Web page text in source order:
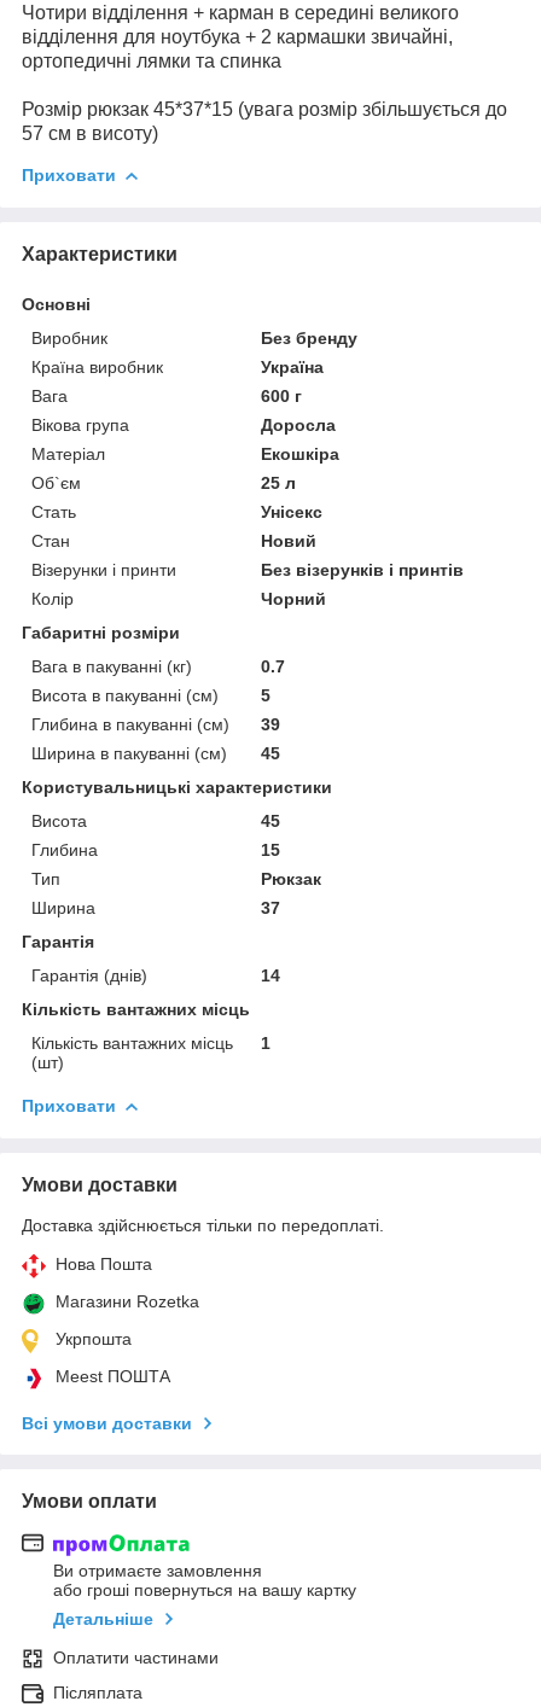
Чотири відділення + карман в середині великого
відділення для ноутбука + 2 кармашки звичайні,
ортопедичні лямки та спинка
Розмір рюкзак 45*37*15 (увага розмір збільшується до
57 см в висоту)
Приховати
Характеристики
Основні
Виробник
Без бренду
Країна виробник
Україна
Вага
600 г
Вікова група
Доросла
Матеріал
Екошкіра
Об`єм
25 л
Стать
Унісекс
Стан
Новий
Візерунки і принти
Без візерунків і принтів
Колір
Чорний
Габаритні розміри
Вага в пакуванні (кг)
0.7
Висота в пакуванні (см)
5
Глибина в пакуванні (см)
39
Ширина в пакуванні (см)
45
Користувальницькі характеристики
Висота
45
Глибина
15
Тип
Рюкзак
Ширина
37
Гарантія
Гарантія (днів)
14
Кількість вантажних місць
Кількість вантажних місць
(шт)
1
Приховати
Умови доставки
Доставка здійснюється тільки по передоплаті.
Нова Пошта
Магазини Rozetka
Укрпошта
Meest ПОШТА
Всі умови доставки
Умови оплати
Ви отримаєте замовлення
або гроші повернуться на вашу картку
Детальніше
Оплатити частинами
Післяплата